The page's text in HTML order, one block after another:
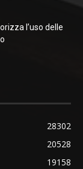
l’uso delle
28302
20528
19158